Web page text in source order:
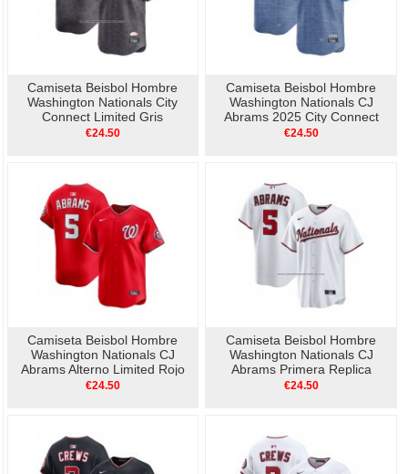
Camiseta Beisbol Hombre
Washington Nationals City
Connect Limited Gris
€24.50
Camiseta Beisbol Hombre
Washington Nationals CJ
Abrams 2025 City Connect
Limited Azul
€24.50
Camiseta Beisbol Hombre
Washington Nationals CJ
Abrams Alterno Limited Rojo
€24.50
Camiseta Beisbol Hombre
Washington Nationals CJ
Abrams Primera Replica
Blanco1
€24.50